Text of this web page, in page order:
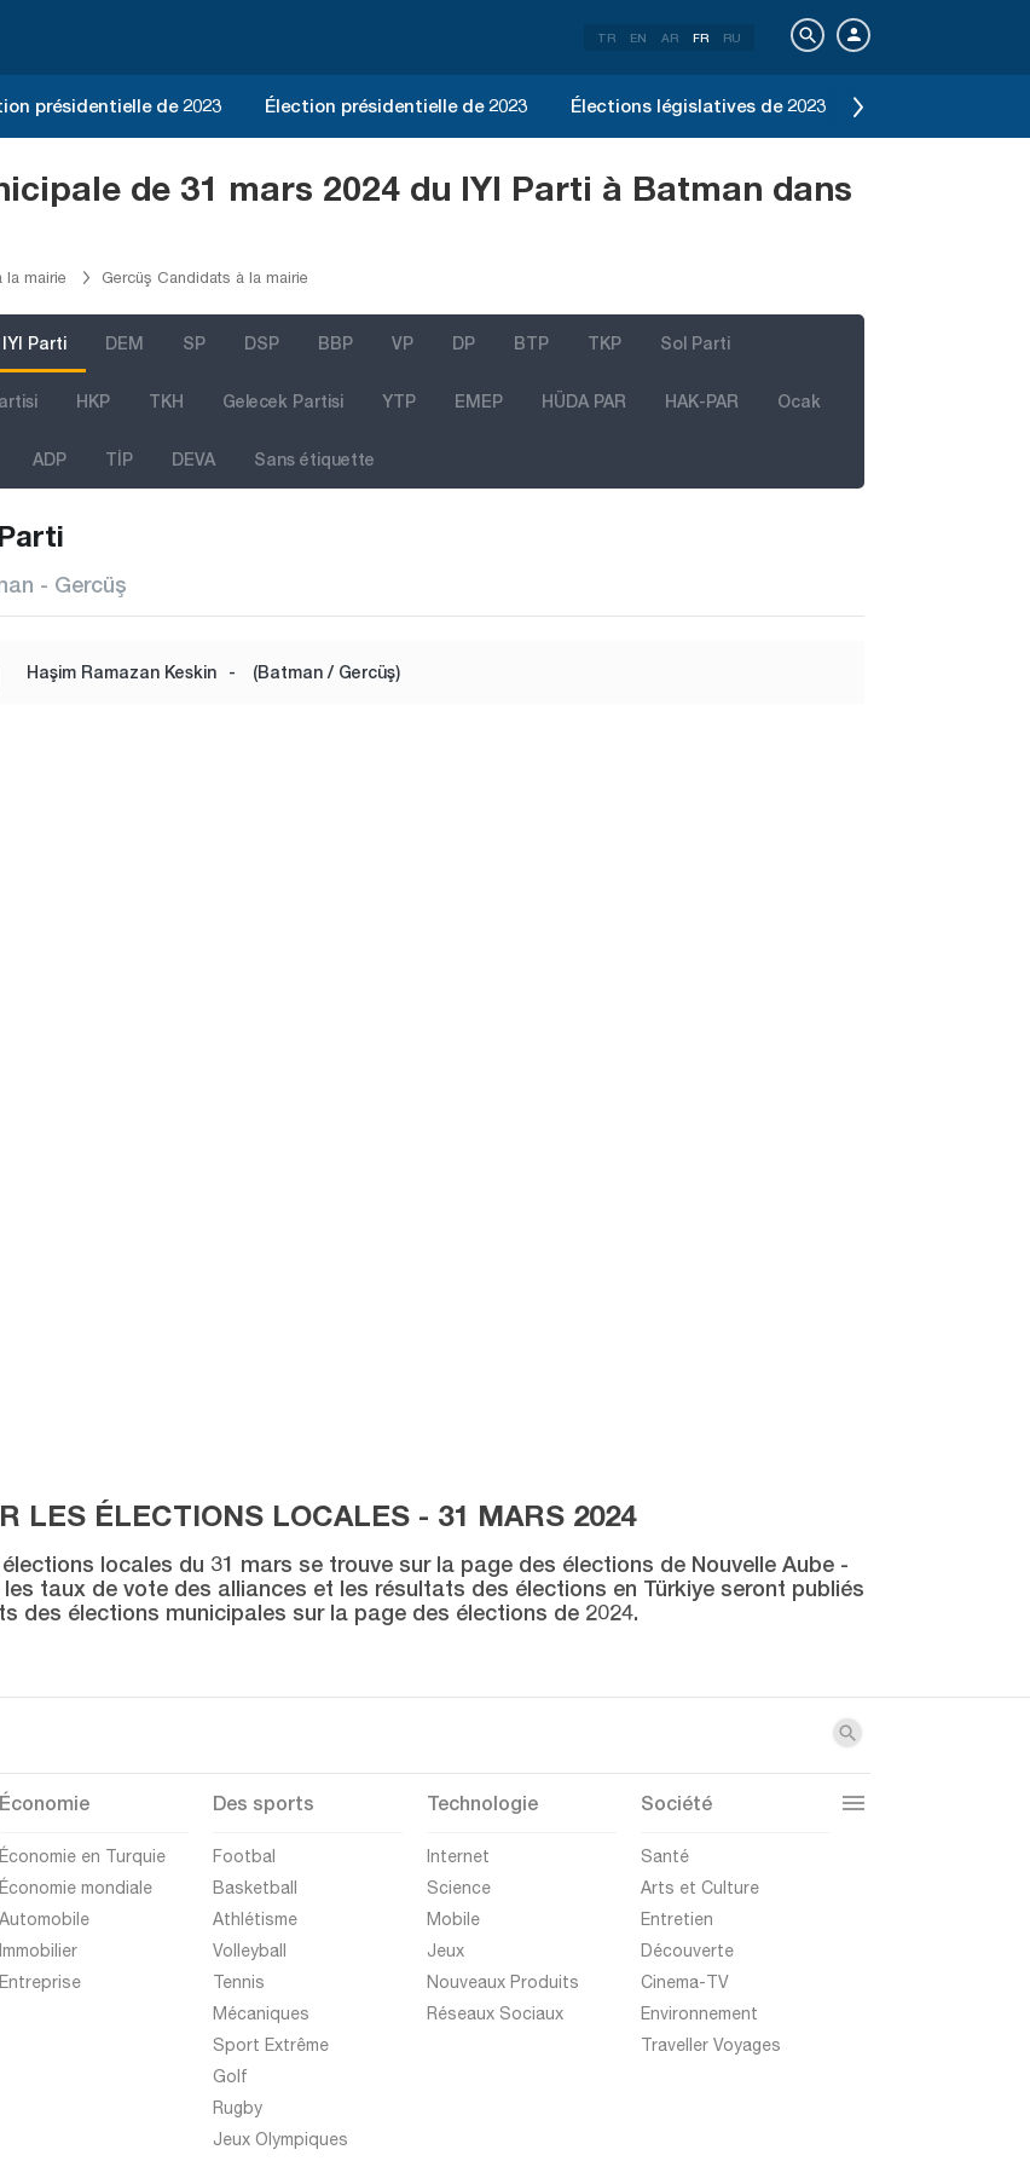
TR EN AR FR RU
présidentielle de 2023 Élection présidentielle de 2023 Élections législatives de 2023
de 31 mars 2024 du IYI Parti à Batman dans
la mairie Gercüş Candidats à la mairie
IYI Parti DEM SP DSP BBP VP DP BTP TKP Sol Parti
HKP TKH Gelecek Partisi YTP EMEP HÜDA PAR HAK-PAR Ocak
ADP TİP DEVA Sans étiquette
- Gercüş
Haşim Ramazan Keskin - (Batman / Gercüş)
LES ÉLECTIONS LOCALES - 31 MARS 2024
locales du 31 mars se trouve sur la page des élections de Nouvelle Aube -
taux de vote des alliances et les résultats des élections en Türkiye seront publiés
des élections municipales sur la page des élections de 2024.
Économie
Économie en Turquie
Économie mondiale
Automobile
Immobilier
Entreprise
Des sports
Footbal
Basketball
Athlétisme
Volleyball
Tennis
Mécaniques
Sport Extrême
Golf
Rugby
Jeux Olympiques
Technologie
Internet
Science
Mobile
Jeux
Nouveaux Produits
Réseaux Sociaux
Société
Santé
Arts et Culture
Entretien
Découverte
Cinema-TV
Environnement
Traveller Voyages